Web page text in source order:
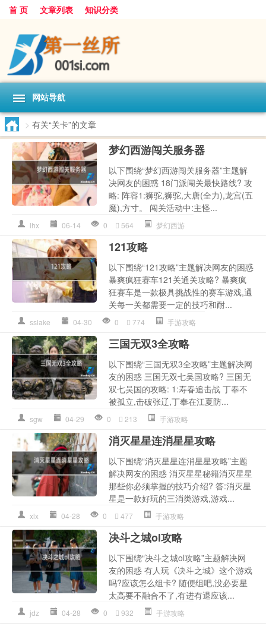
首 页 文章列表 知识分类
网站导航
> 有关“关卡”的文章
梦幻西游闯关服务器
以下围绕“梦幻西游闯关服务器”主题解
决网友的困惑 18门派闯关最快路线? 攻
略: 阵容1:狮驼,狮驼,大唐(全力),龙宫(五
魔),方寸。 闯关活动中:主怪...
lhx 06-14 0 564 梦幻西游
121攻略
以下围绕“121攻略”主题解决网友的困惑
暴爽疯狂赛车121关通关攻略? 暴爽疯
狂赛车是一款极具挑战性的赛车游戏,通
关每一关都需要一定的技巧和耐...
sslake 04-30 0 774 手游攻略
三国无双3全攻略
以下围绕“三国无双3全攻略”主题解决网
友的困惑 三国无双七吴国攻略? 三国无
双七吴国的攻略: 1:寿春追击战 丁奉不
被孤立,击破张辽,丁奉在江夏防...
sgw 04-29 0 213 手游攻略
消灭星星连消星星攻略
以下围绕“消灭星星连消星星攻略”主题
解决网友的困惑 消灭星星秘籍消灭星星
那些你必须掌握的技巧介绍? 答:消灭星
星是一款好玩的三消类游戏,游戏...
xlx 04-28 0 477 手游攻略
决斗之城ol攻略
以下围绕“决斗之城ol攻略”主题解决网
友的困惑 有人玩《决斗之城》这个游戏
吗?应该怎么组卡? 随便组吧,没必要星
太高要不融合不了,有进有退应该...
jdz 04-28 0 932 手游攻略